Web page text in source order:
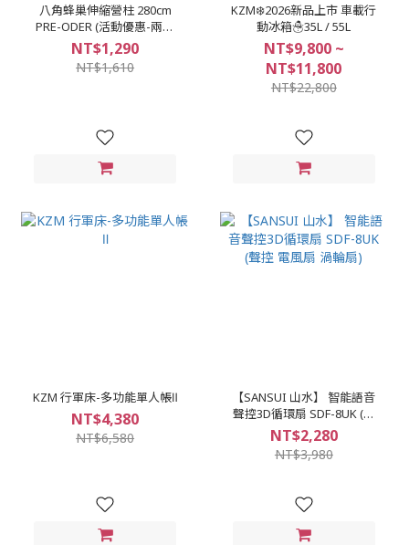
八角蜂巢伸縮營柱 280cm
PRE-ODER (活動優惠-兩支
組合) 新品~購中~預計6月中
到貨
NT$1,290
NT$1,610
KZM❄️2026新品上市 車載行
動冰箱☃️35L / 55L
NT$9,800 ~
NT$11,800
NT$22,800
KZM 行軍床-多功能單人帳Ⅱ
NT$4,380
NT$6,580
【SANSUI 山水】 智能語音
聲控3D循環扇 SDF-8UK (聲
控 電風扇 渦輪扇)
NT$2,280
NT$3,980